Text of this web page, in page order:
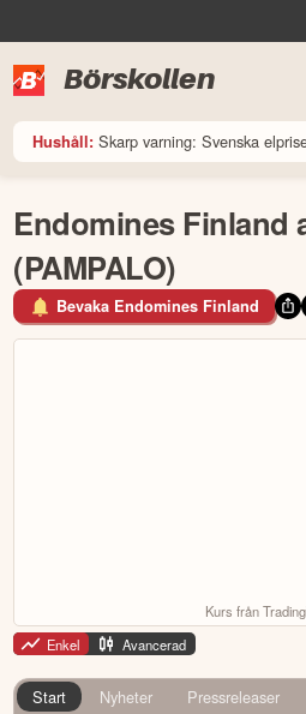
Börskollen
Hushåll: Skarp varning: Svenska
Endomines Finland
(PAMPALO)
Bevaka Endomines Finland
Kurs från
Enkel
Avancerad
Start Nyheter Pressreleaser